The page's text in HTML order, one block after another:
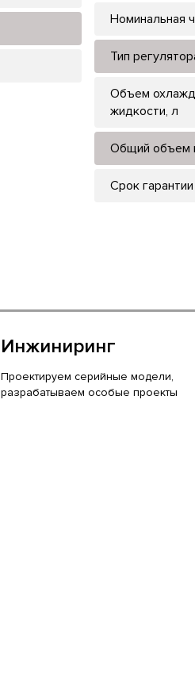
Номинальная
Тип
Объем
жидкости, л
Общий объем
Срок гарантии
Инжиниринг
Проектируем серийные модели,
разрабатываем особые проекты